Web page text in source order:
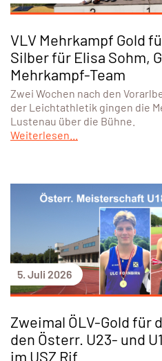
VLV Mehrkampf Gold
Silber für Elisa Sohm,
Mehrkampf-Team
Zwei Wochen nach den
der Leichtathletik gingen die
Lustenau über die Bühne.
Weiterlesen...
5. Juli 2026
Zweimal ÖLV-Gold für
den Österr. U23- und
im USZ Rif